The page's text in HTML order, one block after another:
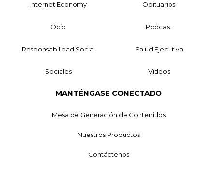
Internet Economy Obituarios
Ocio Podcast
Responsabilidad Social Salud Ejecutiva
Sociales Videos
MANTÉNGASE CONECTADO
Mesa de Generación de Contenidos
Nuestros Productos
Contáctenos